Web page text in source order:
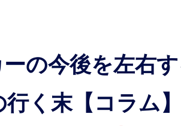
く末【コラム】